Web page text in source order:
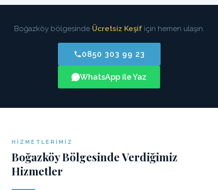
Boğazköy bölgesinde Ücretsiz Keşifiçin hemen ulaşın.
0850 303 99 23
WhatsApp ile Yaz
HIZMETLERIMIZ
Boğazköy Bölgesinde Verdiğimiz
Hizmetler